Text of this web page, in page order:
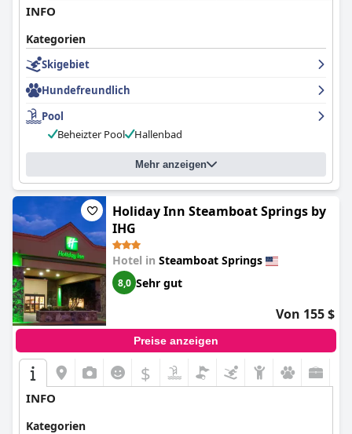
INFO
Kategorien
Skigebiet
Hundefreundlich
Pool
Beheizter Pool
Hallenbad
Mehr anzeigen
Holiday Inn Steamboat Springs by
IHG
Hotel in Steamboat Springs
8,0 Sehr gut
Von 155 $
Preise anzeigen
$
INFO
Kategorien